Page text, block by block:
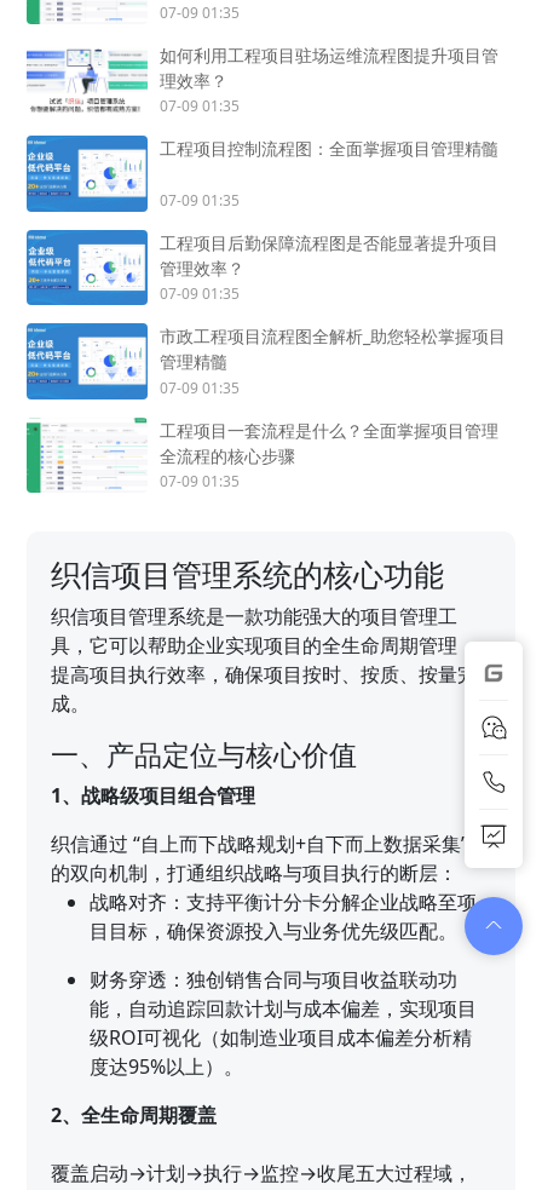
07-09 01:35
如何利用工程项目驻场运维流程图提升项目管
理效率？
07-09 01:35
工程项目控制流程图：全面掌握项目管理精髓
07-09 01:35
工程项目后勤保障流程图是否能显著提升项目
管理效率？
07-09 01:35
市政工程项目流程图全解析_助您轻松掌握项目
管理精髓
07-09 01:35
工程项目一套流程是什么？全面掌握项目管理
全流程的核心步骤
07-09 01:35
织信项目管理系统的核心功能
织信项目管理系统是一款功能强大的项目管理工
具，它可以帮助企业实现项目的全生命周期管理，
提高项目执行效率，确保项目按时、按质、按量完
成。
一、产品定位与核心价值
1、战略级项目组合管理
织信通过 “自上而下战略规划+自下而上数据采集”
的双向机制，打通组织战略与项目执行的断层：
战略对齐：支持平衡计分卡分解企业战略至项
目目标，确保资源投入与业务优先级匹配。
财务穿透：独创销售合同与项目收益联动功
能，自动追踪回款计划与成本偏差，实现项目
级ROI可视化（如制造业项目成本偏差分析精
度达95%以上）。
2、全生命周期覆盖
覆盖启动→计划→执行→监控→收尾五大过程域，